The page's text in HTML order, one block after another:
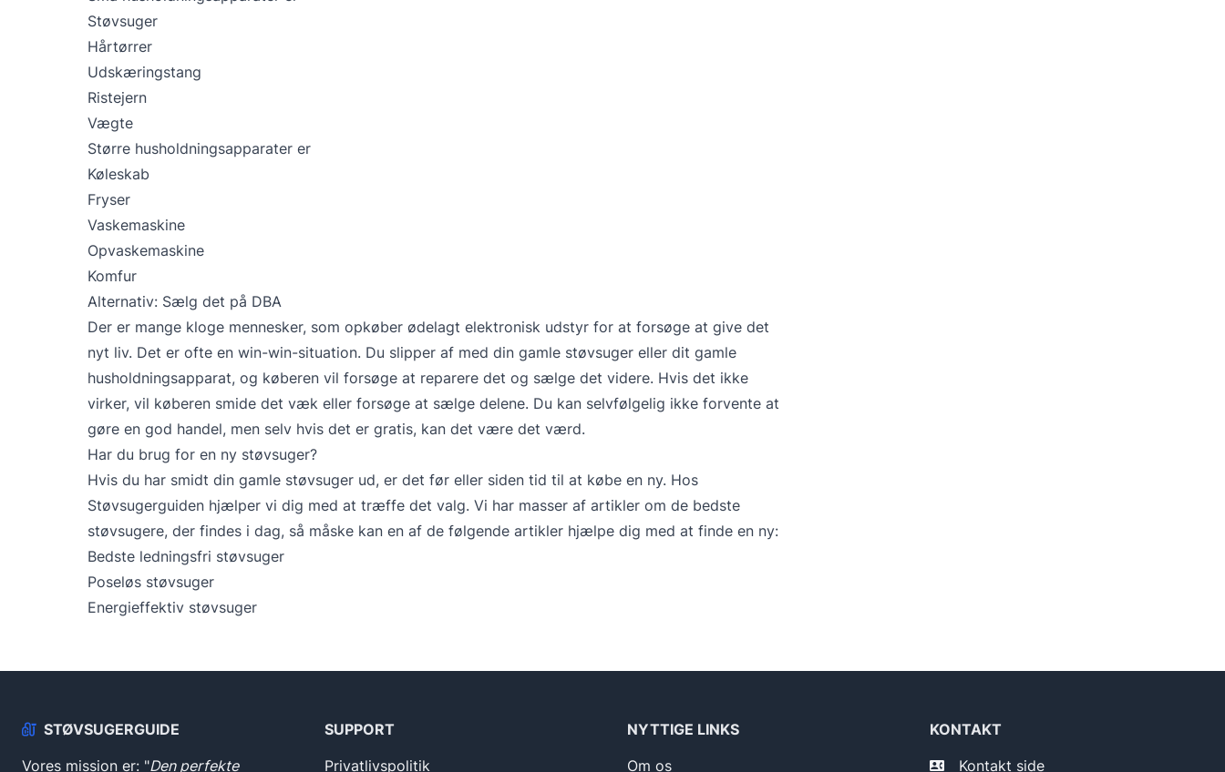
Støvsuger
Hårtørrer
Udskæringstang
Ristejern
Vægte
Større husholdningsapparater er
Køleskab
Fryser
Vaskemaskine
Opvaskemaskine
Komfur
Alternativ: Sælg det på DBA
Der er mange kloge mennesker, som opkøber ødelagt elektronisk udstyr for at forsøge at give det
nyt liv. Det er ofte en win-win-situation. Du slipper af med din gamle støvsuger eller dit gamle
husholdningsapparat, og køberen vil forsøge at reparere det og sælge det videre. Hvis det ikke
virker, vil køberen smide det væk eller forsøge at sælge delene. Du kan selvfølgelig ikke forvente at
gøre en god handel, men selv hvis det er gratis, kan det være det værd.
Har du brug for en ny støvsuger?
Hvis du har smidt din gamle støvsuger ud, er det før eller siden tid til at købe en ny. Hos
Støvsugerguiden hjælper vi dig med at træffe det valg. Vi har masser af artikler om de bedste
støvsugere, der findes i dag, så måske kan en af de følgende artikler hjælpe dig med at finde en ny:
Bedste ledningsfri støvsuger
Poseløs støvsuger
Energieffektiv støvsuger
STØVSUGERGUIDE
Vores mission er: "Den perfekte
SUPPORT
Privatlivspolitik
NYTTIGE LINKS
Om os
KONTAKT
Kontakt side